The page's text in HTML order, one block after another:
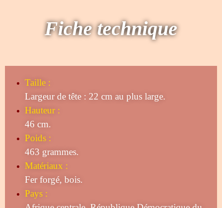
Fiche technique
Taille :
Largeur de tête : 22 cm au plus large.
Hauteur :
46 cm.
Poids :
463 grammes.
Matériaux :
Fer forgé, bois.
Pays :